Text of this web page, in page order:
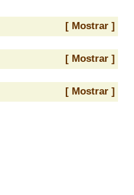
[ Mostrar ]
[ Mostrar ]
[ Mostrar ]